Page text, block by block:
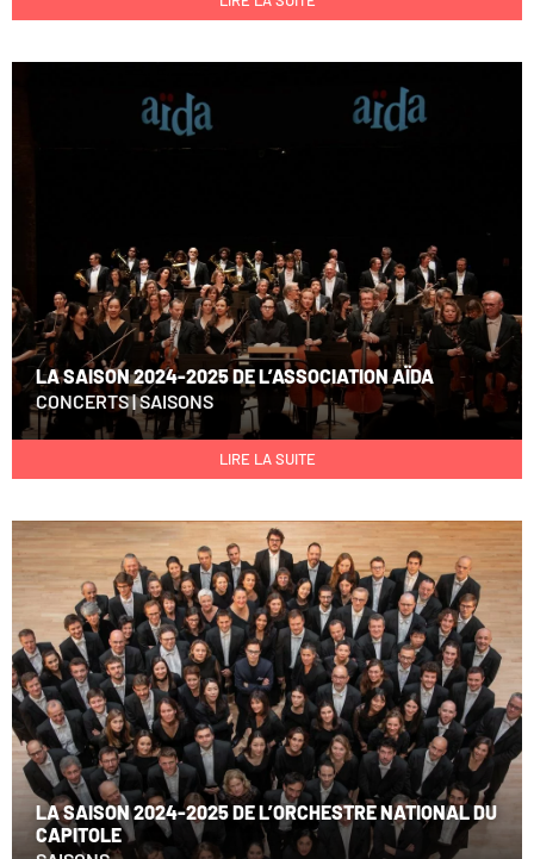
LA SAISON 2024-2025 DE L’ASSOCIATION AÏDA
CONCERTS|SAISONS
LIRE LA SUITE
LA SAISON 2024-2025 DE L’ORCHESTRE NATIONAL DU
CAPITOLE